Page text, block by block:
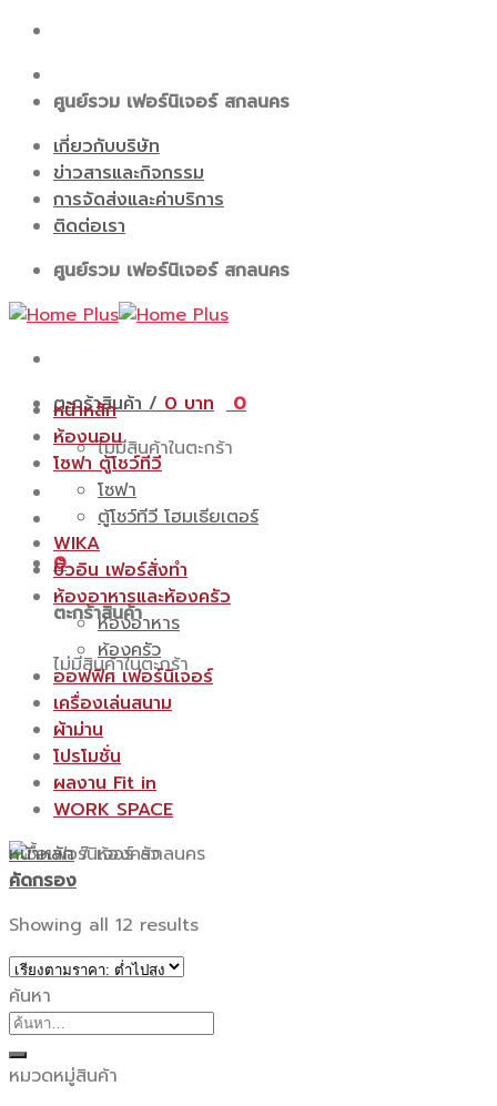
Skip
content
ศูนย์รวม เฟอร์นิเจอร์ สกลนคร
เกี่ยวกับบริษัท
ข่าวสารและกิจกรรม
การจัดส่งและค่าบริการ
ติดต่อเรา
ศูนย์รวม เฟอร์นิเจอร์ สกลนคร
ตะกร้าสินค้า /0
0
ไม่มีสินค้าในตะกร้า
0
ตะกร้าสินค้า
ไม่มีสินค้าในตะกร้า
หน้าหลัก
ห้องนอน
โซฟา ตู้โชว์ทีวี
โซฟา
ตู้โชว์ทีวี โฮมเธียเตอร์
WIKA
บิ้วอิน เฟอร์สั่งทำ
ห้องอาหารและห้องครัว
ห้องอาหาร
ห้องครัว
ออฟฟิศ เฟอร์นิเจอร์
เครื่องเล่นสนาม
ผ้าม่าน
โปรโมชั่น
ผลงาน Fit in
WORK SPACE
หน้าหลัก /ห้องครัว
คัดกรอง
Showing all 12 results
ค้นหา
ค้นหา:
หมวดหมู่สินค้า